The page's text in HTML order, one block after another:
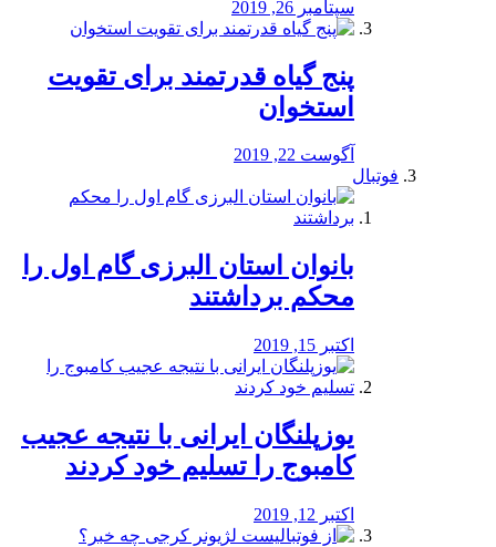
سپتامبر 26, 2019
پنج گیاه قدرتمند برای تقویت
استخوان
آگوست 22, 2019
فوتبال
بانوان استان البرزی گام اول را
محكم برداشتند
اکتبر 15, 2019
یوزپلنگان ایرانی با نتیجه عجیب
کامبوج را تسلیم خود کردند
اکتبر 12, 2019